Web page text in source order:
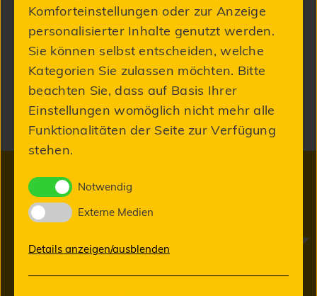
Details
Produktinformationen „NE bonder“
Neuigkeiten aus unserem Labor
JETZT ZUM NEWSLETTER ANMELDEN
Komforteinstellungen oder zur Anzeige
personalisierter Inhalte genutzt werden.
Sie können selbst entscheiden, welche
Kategorien Sie zulassen möchten. Bitte
beachten Sie, dass auf Basis Ihrer
Einstellungen womöglich nicht mehr alle
Funktionalitäten der Seite zur Verfügung
stehen.
Notwendig
Externe Medien
Details anzeigen/ausblenden